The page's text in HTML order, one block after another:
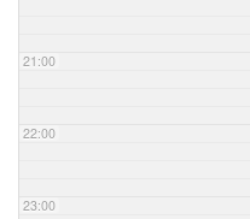
21:00
22:00
23:00